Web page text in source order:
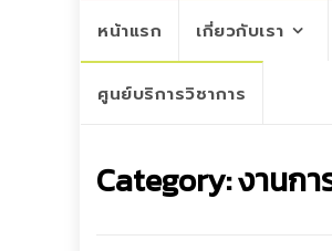
to
content
หน้าแรก เกี่ยวกับเรา
ศูนย์บริการวิชาการ
Category:งานกา